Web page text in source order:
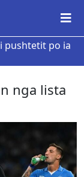
pushtetit po ia
nga lista